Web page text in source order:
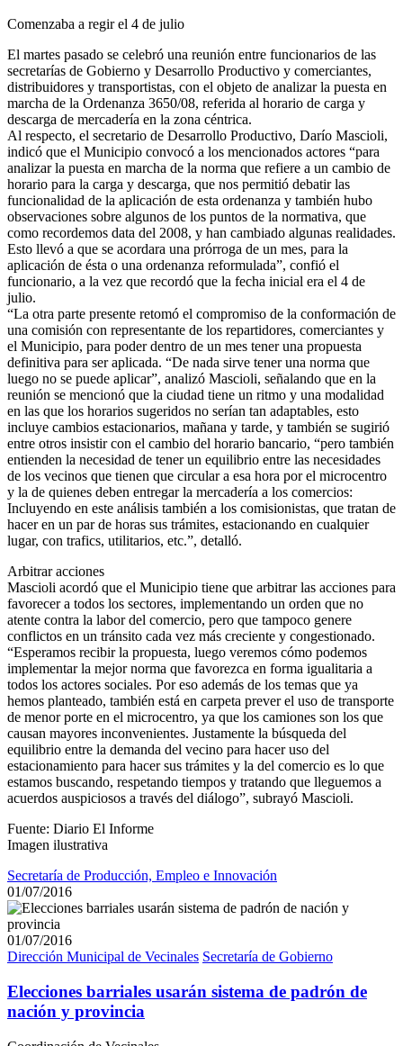
Comenzaba a regir el 4 de julio
El martes pasado se celebró una reunión entre funcionarios de las
secretarías de Gobierno y Desarrollo Productivo y comerciantes,
distribuidores y transportistas, con el objeto de analizar la puesta en
marcha de la Ordenanza 3650/08, referida al horario de carga y
descarga de mercadería en la zona céntrica.
Al respecto, el secretario de Desarrollo Productivo, Darío Mascioli,
indicó que el Municipio convocó a los mencionados actores “para
analizar la puesta en marcha de la norma que refiere a un cambio de
horario para la carga y descarga, que nos permitió debatir las
funcionalidad de la aplicación de esta ordenanza y también hubo
observaciones sobre algunos de los puntos de la normativa, que
como recordemos data del 2008, y han cambiado algunas realidades.
Esto llevó a que se acordara una prórroga de un mes, para la
aplicación de ésta o una ordenanza reformulada”, confió el
funcionario, a la vez que recordó que la fecha inicial era el 4 de
julio.
“La otra parte presente retomó el compromiso de la conformación de
una comisión con representante de los repartidores, comerciantes y
el Municipio, para poder dentro de un mes tener una propuesta
definitiva para ser aplicada. “De nada sirve tener una norma que
luego no se puede aplicar”, analizó Mascioli, señalando que en la
reunión se mencionó que la ciudad tiene un ritmo y una modalidad
en las que los horarios sugeridos no serían tan adaptables, esto
incluye cambios estacionarios, mañana y tarde, y también se sugirió
entre otros insistir con el cambio del horario bancario, “pero también
entienden la necesidad de tener un equilibrio entre las necesidades
de los vecinos que tienen que circular a esa hora por el microcentro
y la de quienes deben entregar la mercadería a los comercios:
Incluyendo en este análisis también a los comisionistas, que tratan de
hacer en un par de horas sus trámites, estacionando en cualquier
lugar, con trafics, utilitarios, etc.”, detalló.
Arbitrar acciones
Mascioli acordó que el Municipio tiene que arbitrar las acciones para
favorecer a todos los sectores, implementando un orden que no
atente contra la labor del comercio, pero que tampoco genere
conflictos en un tránsito cada vez más creciente y congestionado.
“Esperamos recibir la propuesta, luego veremos cómo podemos
implementar la mejor norma que favorezca en forma igualitaria a
todos los actores sociales. Por eso además de los temas que ya
hemos planteado, también está en carpeta prever el uso de transporte
de menor porte en el microcentro, ya que los camiones son los que
causan mayores inconvenientes. Justamente la búsqueda del
equilibrio entre la demanda del vecino para hacer uso del
estacionamiento para hacer sus trámites y la del comercio es lo que
estamos buscando, respetando tiempos y tratando que lleguemos a
acuerdos auspiciosos a través del diálogo”, subrayó Mascioli.
Fuente: Diario El Informe
Imagen ilustrativa
Secretaría de Producción, Empleo e Innovación
01/07/2016
01/07/2016
Dirección Municipal de Vecinales Secretaría de Gobierno
Elecciones barriales usarán sistema de padrón de
nación y provincia